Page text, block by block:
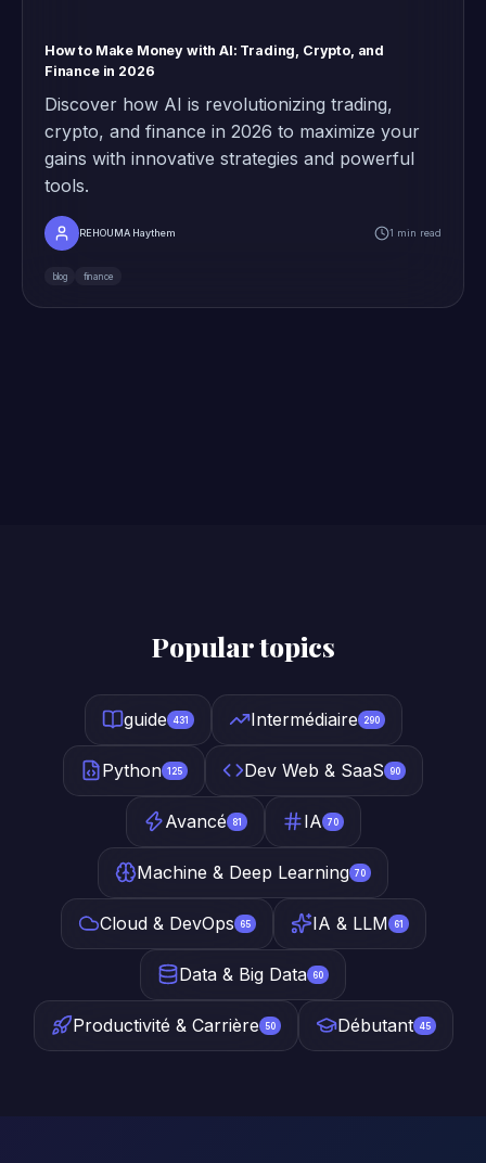
How to Make Money with AI: Trading, Crypto, and
Finance in 2026
Discover how AI is revolutionizing trading,
crypto, and finance in 2026 to maximize your
gains with innovative strategies and powerful
tools.
REHOUMA Haythem 1 min read
blog finance
Popular topics
guide 431 Intermédiaire 290
Python 125 Dev Web & SaaS 90
Avancé 81 IA 70
Machine & Deep Learning 70
Cloud & DevOps 65 IA & LLM 61
Data & Big Data 60
Productivité & Carrière 50 Débutant 45